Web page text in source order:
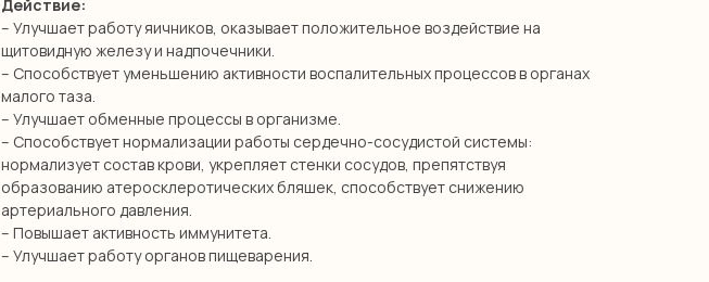
Действие:
– Улучшает работу яичников, оказывает положительное воздействие на
щитовидную железу и надпочечники.
– Способствует уменьшению активности воспалительных процессов в органах
малого таза.
– Улучшает обменные процессы в организме.
– Способствует нормализации работы сердечно-сосудистой системы:
нормализует состав крови, укрепляет стенки сосудов, препятствуя
образованию атеросклеротических бляшек, способствует снижению
артериального давления.
– Повышает активность иммунитета.
– Улучшает работу органов пищеварения.